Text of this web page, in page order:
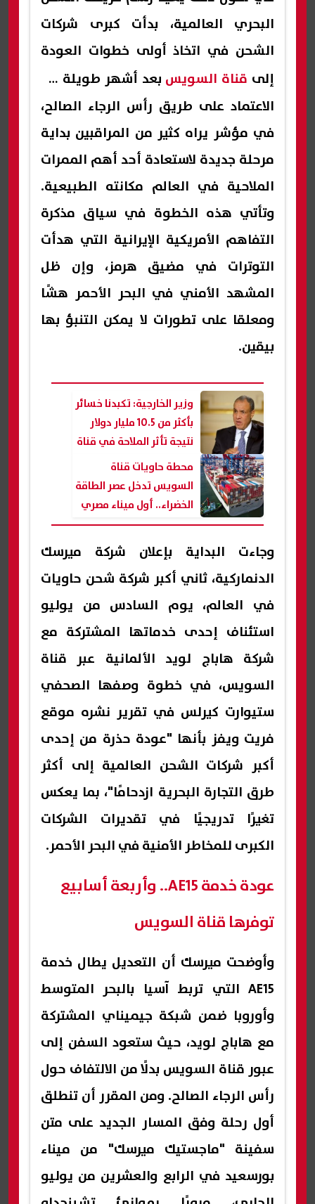
البحري العالمية، بدأت كبرى شركات
الشحن في اتخاذ أولى خطوات العودة
إلى قناة السويس بعد أشهر طويلة من
الاعتماد على طريق رأس الرجاء الصالح،
في مؤشر يراه كثير من المراقبين بداية
مرحلة جديدة لاستعادة أحد أهم الممرات
الملاحية في العالم مكانته الطبيعية.
وتأتي هذه الخطوة في سياق مذكرة
التفاهم الأمريكية الإيرانية التي هدأت
التوترات في مضيق هرمز، وإن ظل
المشهد الأمني في البحر الأحمر هشًا
ومعلقا على تطورات لا يمكن التنبؤ بها
بيقين.
وزير الخارجية: تكبدنا خسائر
بأكثر من 10.5 مليار دولار
نتيجة تأثر الملاحة في قناة
السويس
محطة حاويات قناة
السويس تدخل عصر الطاقة
الخضراء.. أول ميناء مصري
يعمل بالكهرباء المتجددة
100%
وجاءت البداية بإعلان شركة ميرسك
الدنماركية، ثاني أكبر شركة شحن حاويات
في العالم، يوم السادس من يوليو
استئناف إحدى خدماتها المشتركة مع
شركة هاباج لويد الألمانية عبر قناة
السويس، في خطوة وصفها الصحفي
ستيوارت كيرلس في تقرير نشره موقع
فريت ويفز بأنها "عودة حذرة من إحدى
أكبر شركات الشحن العالمية إلى أكثر
طرق التجارة البحرية ازدحامًا"، بما يعكس
تغيرًا تدريجيًا في تقديرات الشركات
الكبرى للمخاطر الأمنية في البحر الأحمر.
عودة خدمة AE15.. وأربعة أسابيع
توفرها قناة السويس
وأوضحت ميرسك أن التعديل يطال خدمة
AE15 التي تربط آسيا بالبحر المتوسط
وأوروبا ضمن شبكة جيميناي المشتركة
مع هاباج لويد، حيث ستعود السفن إلى
عبور قناة السويس بدلًا من الالتفاف حول
رأس الرجاء الصالح. ومن المقرر أن تنطلق
أول رحلة وفق المسار الجديد على متن
سفينة "ماجستيك ميرسك" من ميناء
بورسعيد في الرابع والعشرين من يوليو